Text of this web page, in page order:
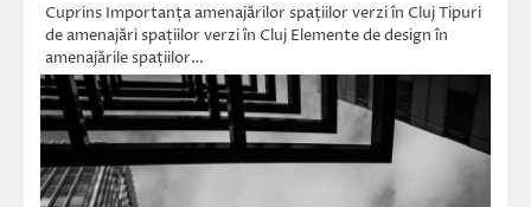
Cuprins Importanța amenajărilor spațiilor verzi în Cluj Tipuri
de amenajări spațiilor verzi în Cluj Elemente de design în
amenajările spațiilor…